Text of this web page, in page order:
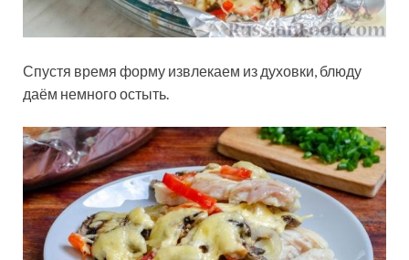
Спустя время форму извлекаем из духовки, блюду
даём немного остыть.